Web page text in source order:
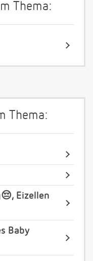
Thema:
Thema:
Eizellen
Baby